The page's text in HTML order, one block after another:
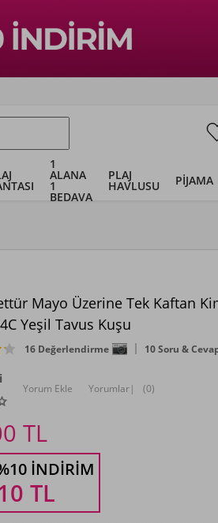
1
ALANA
1
BEDAVA
PLAJ
HAVLUSU PİJAMA
Mayo Üzerine Tek Kaftan
Yeşil Tavus Kuşu
16 Değerlendirme 10 Soru &
Yorum Ekle Yorumlar| (0)
TL
İNDIRIM
TL